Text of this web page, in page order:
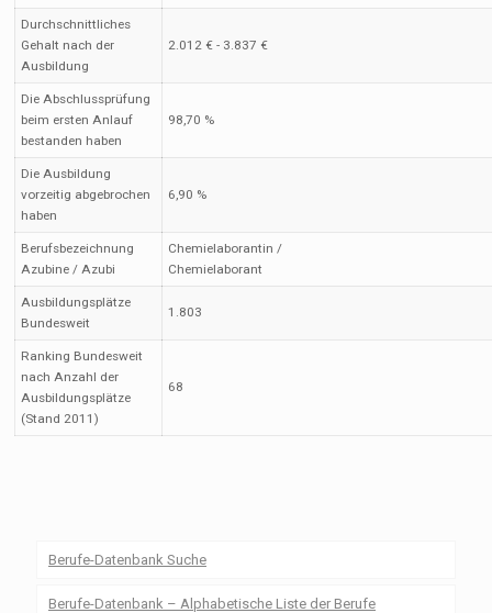
Durchschnittliches
Gehalt nach der
Ausbildung
2.012 € - 3.837 €
Die Abschlussprüfung
beim ersten Anlauf
bestanden haben
98,70 %
Die Ausbildung
vorzeitig abgebrochen
haben
6,90 %
Berufsbezeichnung
Azubine / Azubi
Chemielaborantin /
Chemielaborant
Ausbildungsplätze
Bundesweit
1.803
Ranking Bundesweit
nach Anzahl der
Ausbildungsplätze
(Stand 2011)
68
Berufe-Datenbank Suche
Berufe-Datenbank – Alphabetische Liste der Berufe